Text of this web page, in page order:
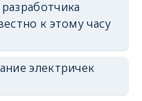
к этому часу
электричек